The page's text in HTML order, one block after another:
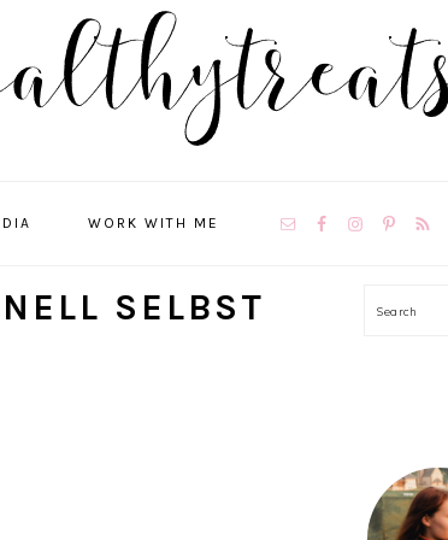
WORK WITH ME
NAVIGATION
MENU:
SELBST
SIDEBAR
Search